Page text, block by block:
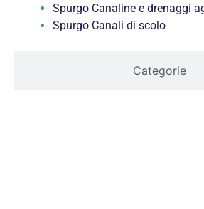
Categorie
Spurgo Canaline e drenaggi
Spurgo Canali di scolo